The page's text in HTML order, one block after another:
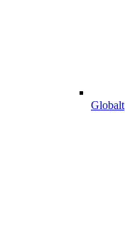
Globalt